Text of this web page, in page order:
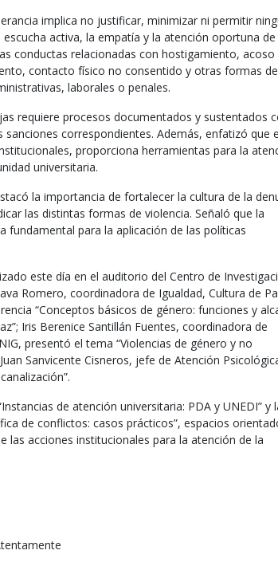
implica no justificar, minimizar ni permitir
activa, la empatía y la atención oportuna de
conductas relacionadas con hostigamiento, acoso
contacto físico no consentido y otras formas de
laborales o penales.
requiere procesos documentados y sustentados
correspondientes. Además, enfatizó que
proporciona herramientas para la
universitaria.
la importancia de fortalecer la cultura de la
las distintas formas de violencia. Señaló que la
fundamental para la aplicación de las políticas
este día en el auditorio del Centro de
Romero, coordinadora de Igualdad, Cultura de
“Conceptos básicos de género: funciones y
Iris Berenice Santillán Fuentes, coordinadora de
presentó el tema “Violencias de género y no
Sanvicente Cisneros, jefe de Atención
de atención universitaria: PDA y UNEDI” y
de conflictos: casos prácticos”, espacios
acciones institucionales para la atención de la